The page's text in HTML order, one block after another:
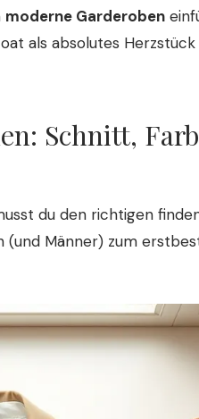
moderne Garderoben
als absolutes
Schnitt,
du den richtigen
(und Männer) zum